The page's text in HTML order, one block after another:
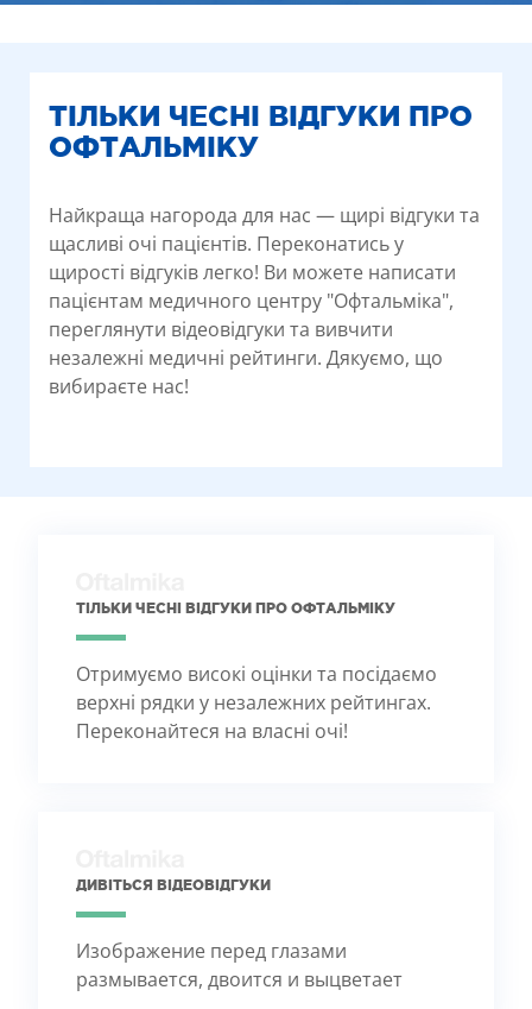
ТІЛЬКИ ЧЕСНІ ВІДГУКИ ПРО
ОФТАЛЬМІКУ
Найкраща нагорода для нас — щирі відгуки та
щасливі очі пацієнтів. Переконатись у
щирості відгуків легко! Ви можете написати
пацієнтам медичного центру "Офтальміка",
переглянути відеовідгуки та вивчити
незалежні медичні рейтинги. Дякуємо, що
вибираєте нас!
ТІЛЬКИ ЧЕСНІ ВІДГУКИ ПРО ОФТАЛЬМІКУ
Отримуємо високі оцінки та посідаємо
верхні рядки у незалежних рейтингах.
Переконайтеся на власні очі!
ДИВІТЬСЯ ВІДЕОВІДГУКИ
Изображение перед глазами
размывается, двоится и выцветает